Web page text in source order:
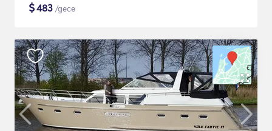
$483 /gece